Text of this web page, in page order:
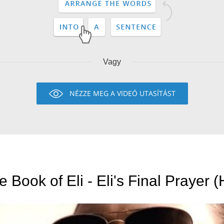
Vagy
NÉZZE MEG A VIDEÓ UTASÍTÁST
Book of Eli - Eli's Final Prayer